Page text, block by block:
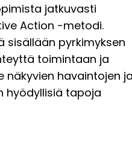
jatkuvasti
Action -metodi.
sisällään pyrkimyksen
toimintaan ja
näkyvien havaintojen ja
hyödyllisiä tapoja